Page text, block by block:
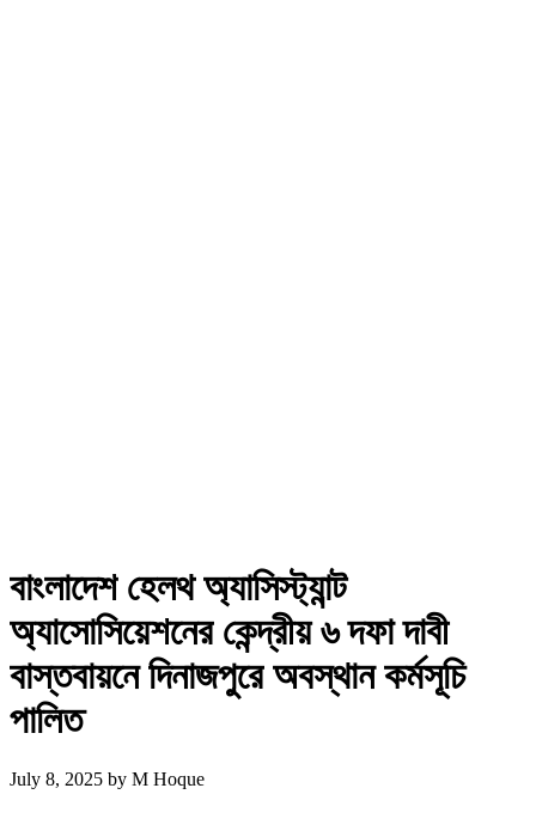
বাংলাদেশ হেলথ অ্যাসিস্ট্যান্ট
অ্যাসোসিয়েশনের কেন্দ্রীয় ৬ দফা দাবী
বাস্তবায়নে দিনাজপুরে অবস্থান কর্মসূচি
পালিত
July 8, 2025 by M Hoque